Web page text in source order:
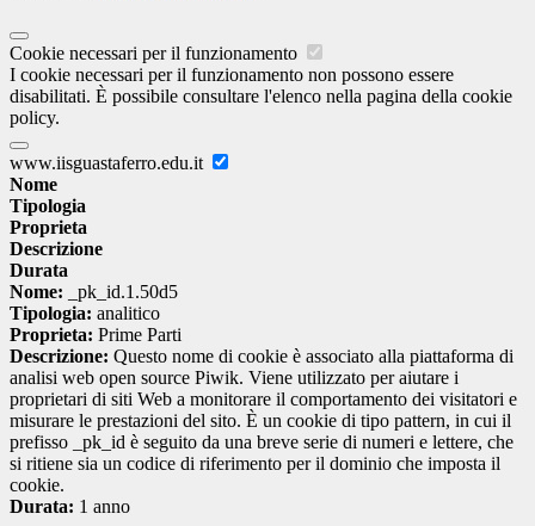
Cookie necessari per il funzionamento
I cookie necessari per il funzionamento non possono essere
disabilitati. È possibile consultare l'elenco nella pagina della cookie
policy.
www.iisguastaferro.edu.it
Nome
Tipologia
Proprieta
Descrizione
Durata
Nome: _pk_id.1.50d5
Tipologia: analitico
Proprieta: Prime Parti
Descrizione: Questo nome di cookie è associato alla piattaforma di
analisi web open source Piwik. Viene utilizzato per aiutare i
proprietari di siti Web a monitorare il comportamento dei visitatori e
misurare le prestazioni del sito. È un cookie di tipo pattern, in cui il
prefisso _pk_id è seguito da una breve serie di numeri e lettere, che
si ritiene sia un codice di riferimento per il dominio che imposta il
cookie.
Durata: 1 anno